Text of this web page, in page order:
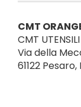
CMT
CMT
Via della
61122